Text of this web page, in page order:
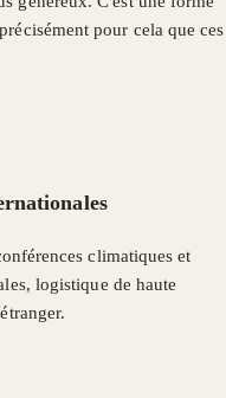
pour cela que ces
climatiques et
logistique de haute